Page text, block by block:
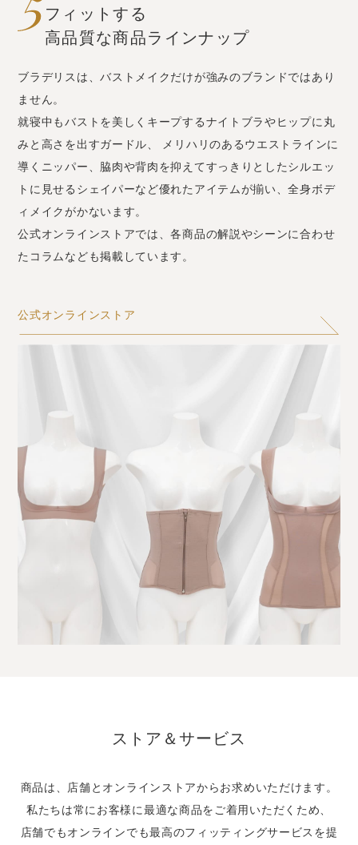
フィットする
高品質な商品ラインナップ
ブラデリスは、バストメイクだけが強みのブランドではあり
ません。
就寝中もバストを美しくキープするナイトブラやヒップに丸
みと高さを出すガードル、
メリハリのあるウエストラインに
導くニッパー、脇肉や背肉を抑えてすっきりとしたシルエッ
トに見せるシェイパーなど優れたアイテムが揃い、全身ボデ
ィメイクがかないます。
公式オンラインストアでは、各商品の解説やシーンに合わせ
たコラムなども掲載しています。
公式オンラインストア
ストア＆サービス
商品は、店舗とオンラインストアからお求めいただけます。
私たちは常にお客様に最適な商品をご着用いただくため、
店舗でもオンラインでも最高のフィッティングサービスを提